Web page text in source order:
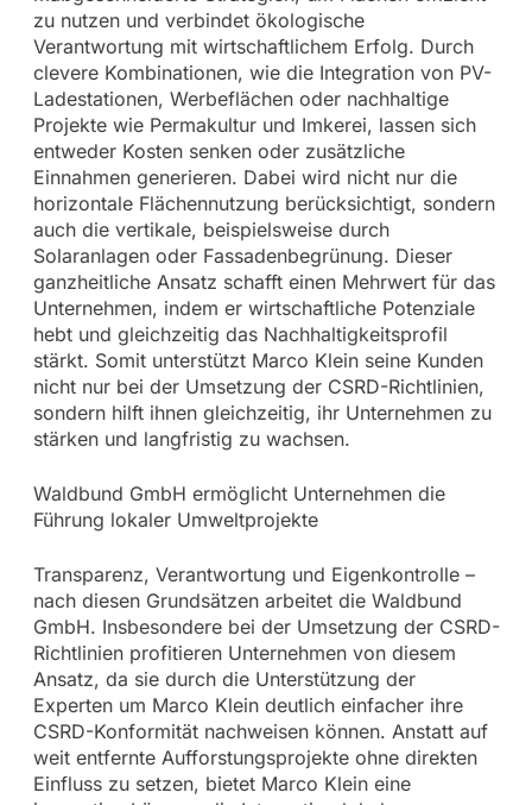
zu nutzen und verbindet ökologische
Verantwortung mit wirtschaftlichem Erfolg. Durch
clevere Kombinationen, wie die Integration von PV-
Ladestationen, Werbeflächen oder nachhaltige
Projekte wie Permakultur und Imkerei, lassen sich
entweder Kosten senken oder zusätzliche
Einnahmen generieren. Dabei wird nicht nur die
horizontale Flächennutzung berücksichtigt, sondern
auch die vertikale, beispielsweise durch
Solaranlagen oder Fassadenbegrünung. Dieser
ganzheitliche Ansatz schafft einen Mehrwert für das
Unternehmen, indem er wirtschaftliche Potenziale
hebt und gleichzeitig das Nachhaltigkeitsprofil
stärkt. Somit unterstützt Marco Klein seine Kunden
nicht nur bei der Umsetzung der CSRD-Richtlinien,
sondern hilft ihnen gleichzeitig, ihr Unternehmen zu
stärken und langfristig zu wachsen.
Waldbund GmbH ermöglicht Unternehmen die
Führung lokaler Umweltprojekte
Transparenz, Verantwortung und Eigenkontrolle –
nach diesen Grundsätzen arbeitet die Waldbund
GmbH. Insbesondere bei der Umsetzung der CSRD-
Richtlinien profitieren Unternehmen von diesem
Ansatz, da sie durch die Unterstützung der
Experten um Marco Klein deutlich einfacher ihre
CSRD-Konformität nachweisen können. Anstatt auf
weit entfernte Aufforstungsprojekte ohne direkten
Einfluss zu setzen, bietet Marco Klein eine